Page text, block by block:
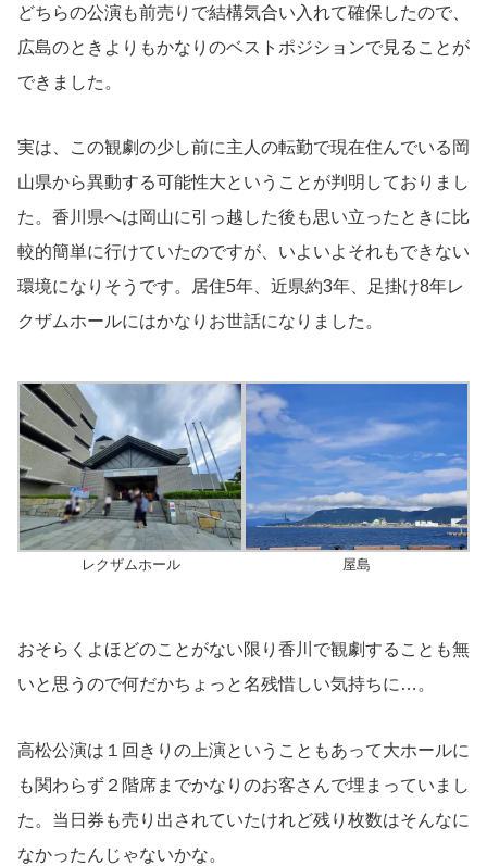
どちらの公演も前売りで結構気合い入れて確保したので、
広島のときよりもかなりのベストポジションで見ることが
できました。
実は、この観劇の少し前に主人の転勤で現在住んでいる岡
山県から異動する可能性大ということが判明しておりまし
た。香川県へは岡山に引っ越した後も思い立ったときに比
較的簡単に行けていたのですが、いよいよそれもできない
環境になりそうです。居住5年、近県約3年、足掛け8年レ
クザムホールにはかなりお世話になりました。
レクザムホール 屋島
おそらくよほどのことがない限り香川で観劇することも無
いと思うので何だかちょっと名残惜しい気持ちに…。
高松公演は１回きりの上演ということもあって大ホールに
も関わらず２階席までかなりのお客さんで埋まっていまし
た。当日券も売り出されていたけれど残り枚数はそんなに
なかったんじゃないかな。